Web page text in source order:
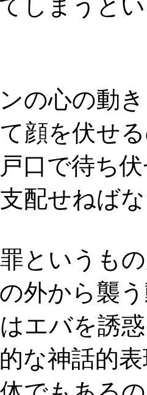
しまうと
の心の動
顔を伏せ
口で待ち
配せねば
というも
外から襲
エバを誘
な神話的